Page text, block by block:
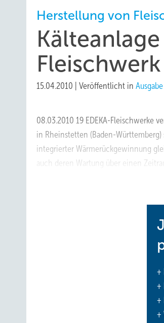
Herstellung von
Fleischwerk
15.04.2010 Veröffentlicht in
08.03.2010 19 EDEKA-Fleischwerke
in Rheinstetten (Baden-
integrierter Wärmerückgewinnung
auch deren Wartung über einen
+
+
+
+